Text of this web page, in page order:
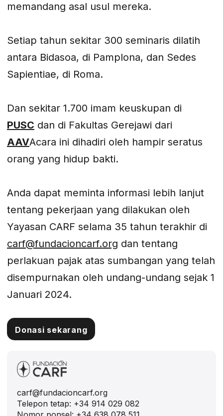
memandang asal usul mereka.
Setiap tahun sekitar 300 seminaris dilatih
antara Bidasoa, di Pamplona, dan Sedes
Sapientiae, di Roma.
Dan sekitar 1.700 imam keuskupan di
PUSC dan di Fakultas Gerejawi dari
AAVAcara ini dihadiri oleh hampir seratus
orang yang hidup bakti.
Anda dapat meminta informasi lebih lanjut
tentang pekerjaan yang dilakukan oleh
Yayasan CARF selama 35 tahun terakhir di
carf@fundacioncarf.org dan tentang
perlakuan pajak atas sumbangan yang telah
disempurnakan oleh undang-undang sejak 1
Januari 2024.
Donasi sekarang
carf@fundacioncarf.org
Telepon tetap: +34 914 029 082